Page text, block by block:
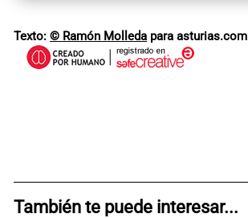
Texto: © Ramón Molleda para asturias.com
También te puede interesar...